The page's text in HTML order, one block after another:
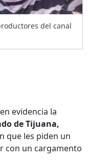
del canal
evidencia la
de Tijuana,
que les piden un
con un cargamento